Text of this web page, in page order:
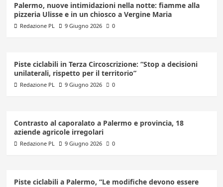
Palermo, nuove intimidazioni nella notte: fiamme alla
pizzeria Ulisse e in un chiosco a Vergine Maria
Redazione PL 9 Giugno 2026 0
Piste ciclabili in Terza Circoscrizione: “Stop a decisioni
unilaterali, rispetto per il territorio”
Redazione PL 9 Giugno 2026 0
Contrasto al caporalato a Palermo e provincia, 18
aziende agricole irregolari
Redazione PL 9 Giugno 2026 0
Piste ciclabili a Palermo, “Le modifiche devono essere